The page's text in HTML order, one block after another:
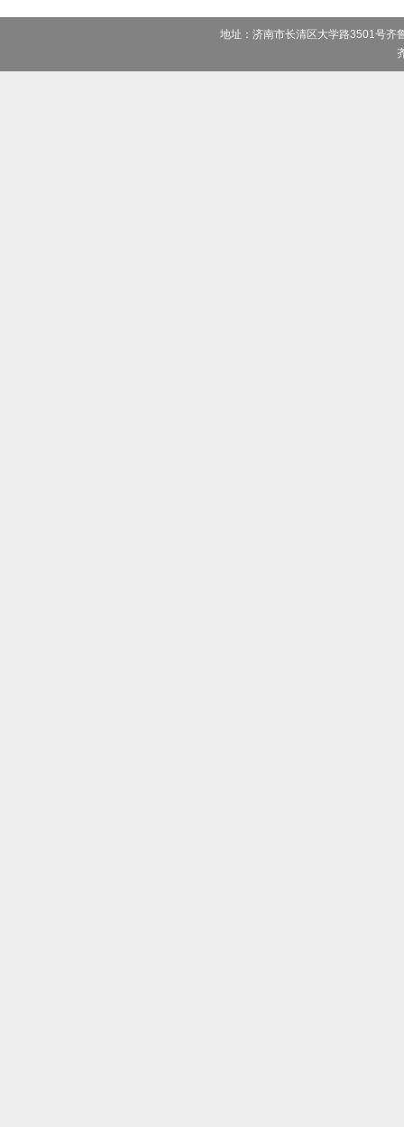
地址：济南市长清区大学路3501号齐